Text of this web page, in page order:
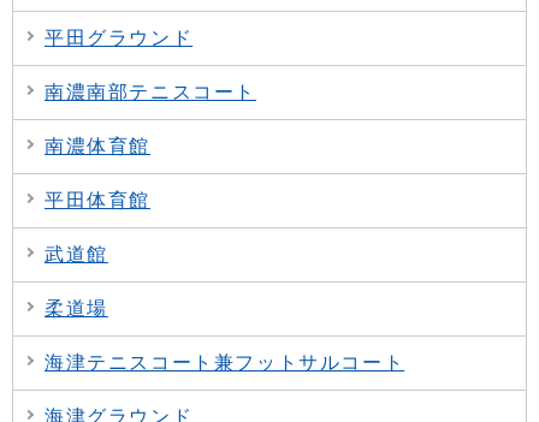
平田グラウンド
南濃南部テニスコート
南濃体育館
平田体育館
武道館
柔道場
海津テニスコート兼フットサルコート
海津グラウンド